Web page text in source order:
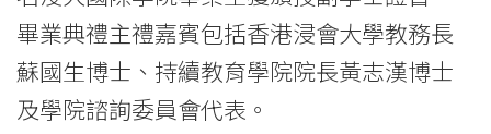
畢
業
生
畢業典禮主禮嘉賓包括香港浸會大學教務長
蘇國生博士、持續教育學院院長黃志漢博士
及學院諮詢委員會代表。